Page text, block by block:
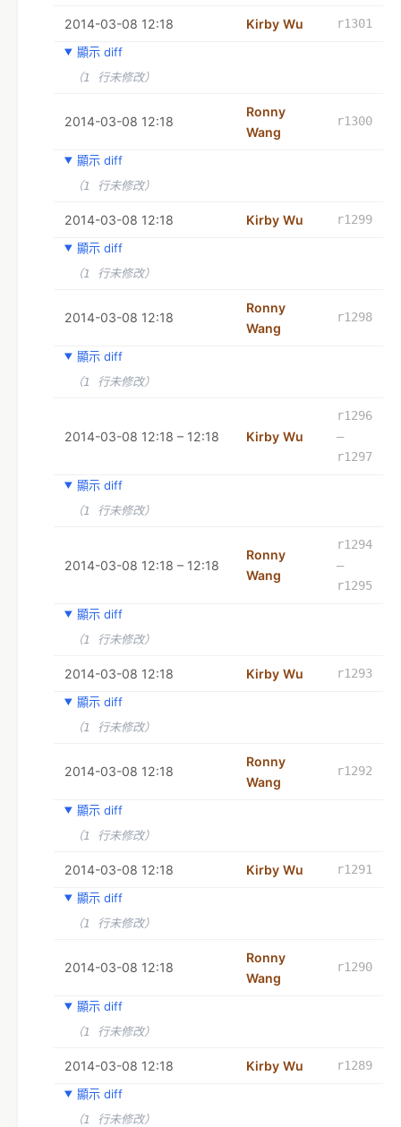
2014-03-08 12:18 Kirby Wu
r1301
顯示 diff
（1 行未修改）
2014-03-08 12:18
Ronny
Wang
r1300
顯示 diff
（1 行未修改）
2014-03-08 12:18 Kirby Wu
r1299
顯示 diff
（1 行未修改）
2014-03-08 12:18
Ronny
Wang
r1298
顯示 diff
（1 行未修改）
2014-03-08 12:18 – 12:18 Kirby Wu
r1296
–
r1297
顯示 diff
（1 行未修改）
2014-03-08 12:18 – 12:18
Ronny
Wang
r1294
–
r1295
顯示 diff
（1 行未修改）
2014-03-08 12:18 Kirby Wu
r1293
顯示 diff
（1 行未修改）
2014-03-08 12:18
Ronny
Wang
r1292
顯示 diff
（1 行未修改）
2014-03-08 12:18 Kirby Wu
r1291
顯示 diff
（1 行未修改）
2014-03-08 12:18
Ronny
Wang
r1290
顯示 diff
（1 行未修改）
2014-03-08 12:18 Kirby Wu
r1289
顯示 diff
（1 行未修改）